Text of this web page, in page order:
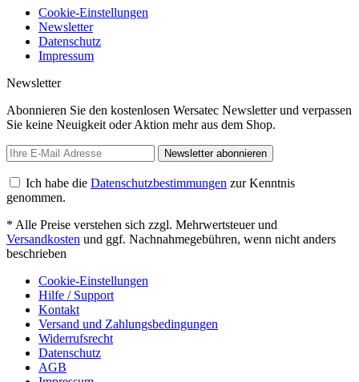
Cookie-Einstellungen
Newsletter
Datenschutz
Impressum
Newsletter
Abonnieren Sie den kostenlosen Wersatec Newsletter und verpassen
Sie keine Neuigkeit oder Aktion mehr aus dem Shop.
Newsletter abonnieren
Ich habe die Datenschutzbestimmungen zur Kenntnis
genommen.
* Alle Preise verstehen sich zzgl. Mehrwertsteuer und
Versandkosten und ggf. Nachnahmegebühren, wenn nicht anders
beschrieben
Cookie-Einstellungen
Hilfe / Support
Kontakt
Versand und Zahlungsbedingungen
Widerrufsrecht
Datenschutz
AGB